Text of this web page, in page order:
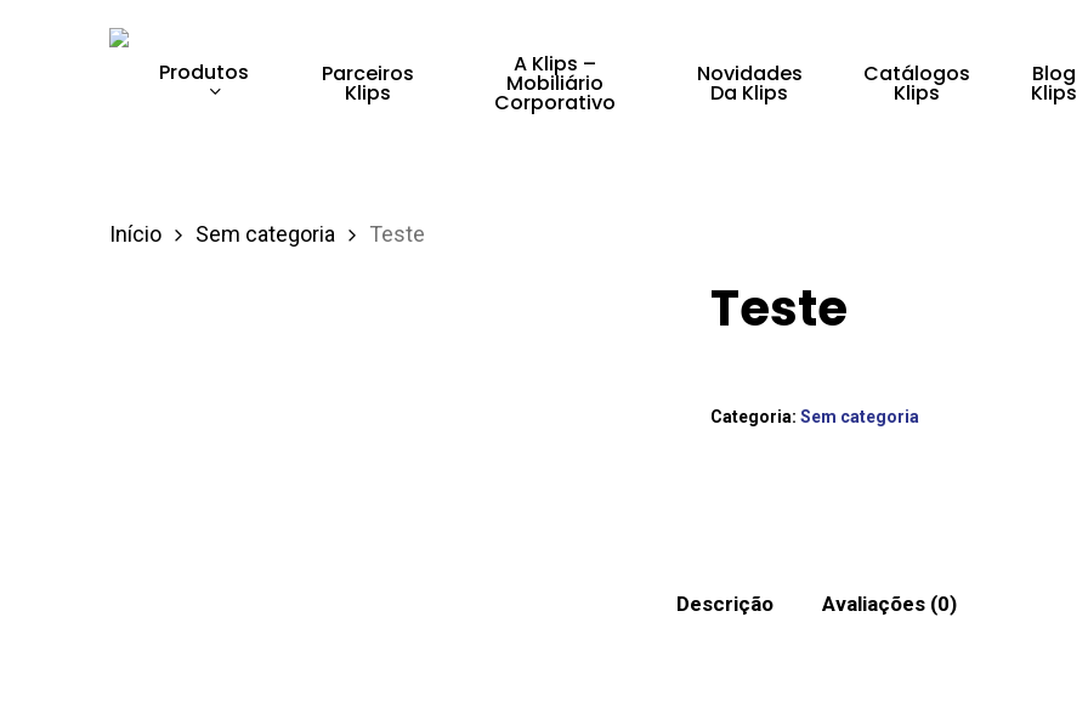
Produtos Parceiros
Klips
A Klips –
Mobiliário
Corporativo
Novidades
Da Klips
Catálogos
Klips
Blog
Klips
Início Sem categoria Teste
Teste
Categoria: Sem categoria
Descrição Avaliações (0)